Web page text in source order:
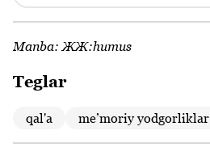
Manba: ЖЖ:humus
Teglar
qal'a meʼmoriy yodgorliklar